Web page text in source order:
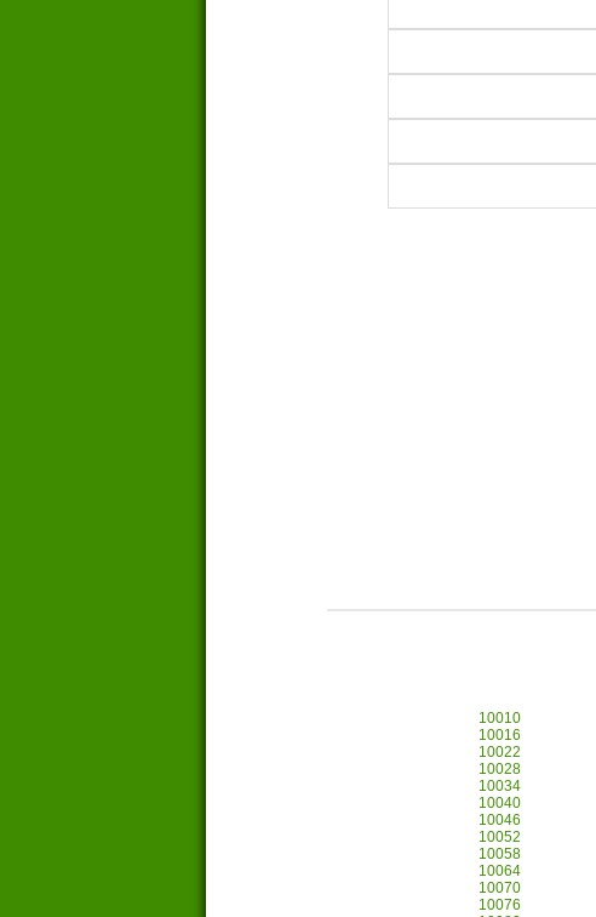
10010
10016
10022
10028
10034
10040
10046
10052
10058
10064
10070
10076